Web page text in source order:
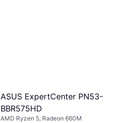
ASUS ExpertCenter PN53-
BBR575HD
AMD Ryzen 5, Radeon 660M